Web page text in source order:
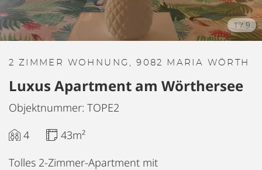
1/9
2 ZIMMER WOHNUNG, 9082 MARIA WÖRTH
Luxus Apartment am Wörthersee
Objektnummer: TOPE2
4
43m²
Tolles 2-Zimmer-Apartment mit